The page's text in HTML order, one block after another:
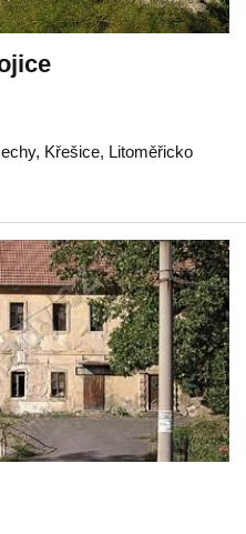
, Křešice, Litoměřicko